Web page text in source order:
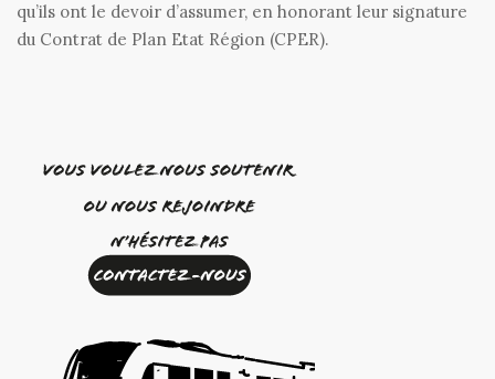
qu’ils ont le devoir d’assumer, en honorant leur signature
du Contrat de Plan Etat Région (CPER).